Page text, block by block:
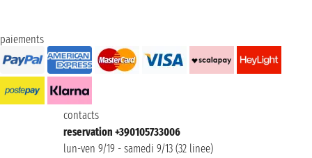
paiements
contacts
reservation +390105733006
lun-ven 9/19 - samedi 9/13 (32 linee)